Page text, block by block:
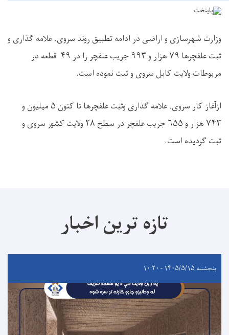
وزارت شهرسازی و اراضی در ادامه تطبیق روند سروی، علامه گذاری و
ثبت علفچرها ۷۹ هزار و ۹۹۳ جریب علفچر را در ۴۹ قطعه در
مربوطات ولایت کابل سروی و ثبت نموده است.
ازآغاز کار سروی، علامه گذاری وثبت علفچرها تا کنون ۵ میلیون و
۷۴۳ هزار و ۶۵۵ جریب علفچر در سطح ۲۸ ولایت کشور سروی و
ثبت گردیده است.
تازه ترین اخبار
پنجشنبه ۱۴۰۵/۵/۱۵ - ۱۰:۲۰